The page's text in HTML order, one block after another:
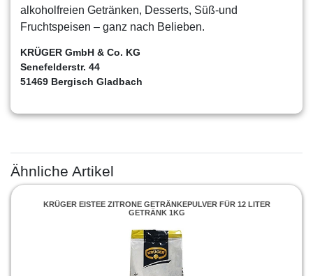
alkoholfreien Getränken, Desserts, Süß-und
Fruchtspeisen – ganz nach Belieben.
KRÜGER GmbH & Co. KG
Senefelderstr. 44
51469 Bergisch Gladbach
Ähnliche Artikel
KRÜGER EISTEE ZITRONE GETRÄNKEPULVER FÜR 12 LITER
GETRÄNK 1KG